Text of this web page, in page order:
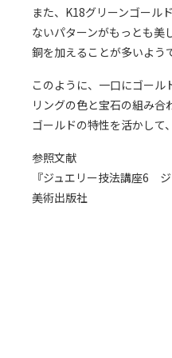
また、K18グリーンゴール
ないパターンがもっとも美
銅を加えることが多いよう
このように、一口にゴール
リングの色と宝石の組み
ゴールドの特性を活かして
参照文献
『ジュエリー技法講座6
美術出版社